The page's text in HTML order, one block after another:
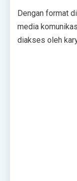
Dengan format
media
diakses oleh